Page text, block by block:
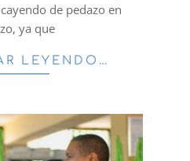
de pedazo en
ya que
LEYENDO…